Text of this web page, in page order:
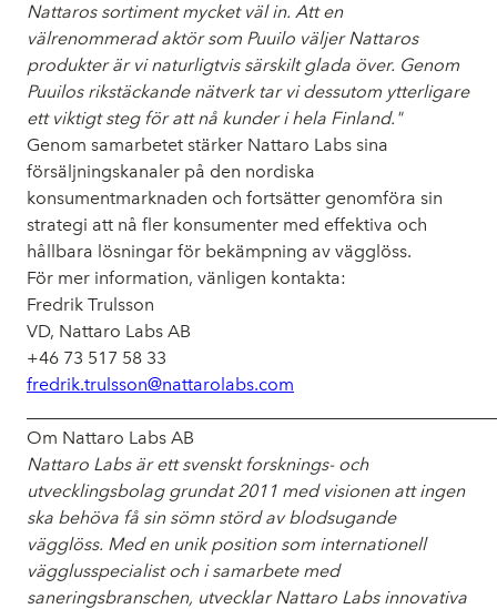
Nattaros sortiment mycket väl in. Att en
välrenommerad aktör som Puuilo väljer Nattaros
produkter är vi naturligtvis särskilt glada över. Genom
Puuilos rikstäckande nätverk tar vi dessutom ytterligare
ett viktigt steg för att nå kunder i hela Finland."
Genom samarbetet stärker Nattaro Labs sina
försäljningskanaler på den nordiska
konsumentmarknaden och fortsätter genomföra sin
strategi att nå fler konsumenter med effektiva och
hållbara lösningar för bekämpning av vägglöss.
För mer information, vänligen kontakta:
Fredrik Trulsson
VD, Nattaro Labs AB
+46 73 517 58 33
fredrik.trulsson@nattarolabs.com
Om Nattaro Labs AB
Nattaro Labs är ett svenskt forsknings- och
utvecklingsbolag grundat 2011 med visionen att ingen
ska behöva få sin sömn störd av blodsugande
vägglöss. Med en unik position som internationell
vägglusspecialist och i samarbete med
saneringsbranschen, utvecklar Nattaro Labs innovativa